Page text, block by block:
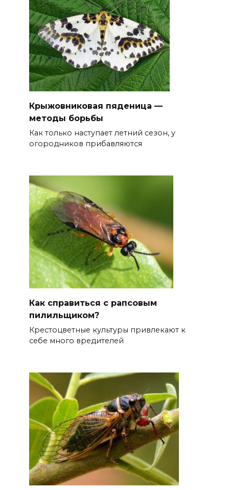
Крыжовниковая пяденица —
методы борьбы
Как только наступает летний сезон, у
огородников прибавляются
Как справиться с рапсовым
пилильщиком?
Крестоцветные культуры привлекают к
себе много вредителей